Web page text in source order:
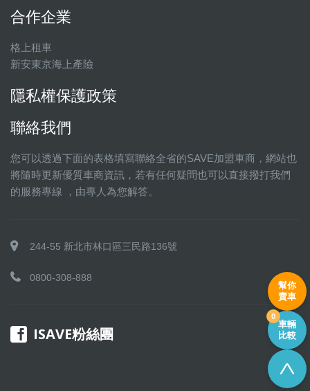
合作企業
格上租車
新安東京海上產險
隱私權保護政策
聯絡我們
您可以透過下面的表格填寫聯絡全省的SAVE加盟車商，網站也
將隨時更新優質車商資訊，若有任何疑問也可以直接撥打我們
的服務專線 ，由專人為您解答。
244-55 新北市林口區三民路136號
0800-308-888
ISAVE粉絲團
幫你
賣車
車輛
比較
0